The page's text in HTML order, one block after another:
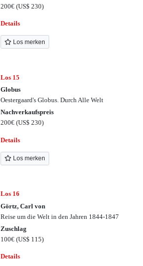
200€(US$ 230)
Details
Los merken
Los 15
Globus
Oestergaard's Globus. Durch Alle Welt
Nachverkaufspreis
200€(US$ 230)
Details
Los merken
Los 16
Görtz, Carl von
Reise um die Welt in den Jahren 1844-1847
Zuschlag
100€(US$ 115)
Details